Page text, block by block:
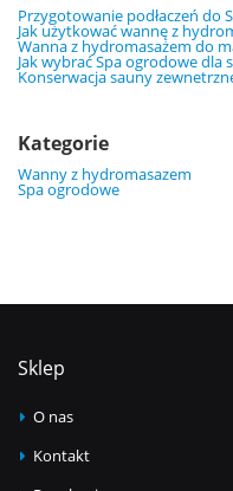
Przygotowanie podłaczeń do
Jak użytkować wannę z
Wanna z hydromasażem do
Jak wybrać Spa ogrodowe dla
Konserwacja sauny
Kategorie
Wanny z hydromasazem
Spa ogrodowe
Sklep
O nas
Kontakt